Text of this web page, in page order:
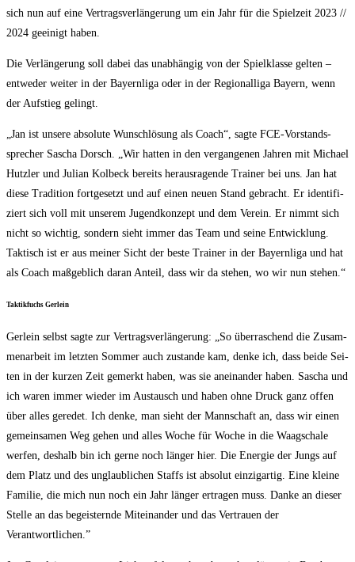
sich nun auf eine Ver­trags­ver­län­ge­rung um ein Jahr für die Spiel­zeit 2023 /​/​
2024 geei­nigt haben.
Die Ver­län­ge­rung soll dabei das unab­hän­gig von der Spiel­klas­se gel­ten –
ent­we­der wei­ter in der Bay­ern­li­ga oder in der Regio­nal­li­ga Bay­ern, wenn
der Auf­stieg gelingt.
„Jan ist unse­re abso­lu­te Wunsch­lö­sung als Coach“, sag­te FCE-Vor­stands­
spre­cher Sascha Dorsch. „Wir hat­ten in den ver­gan­ge­nen Jah­ren mit Micha­el
Hutz­ler und Juli­an Kol­beck bereits her­aus­ra­gen­de Trai­ner bei uns. Jan hat
die­se Tra­di­ti­on fort­ge­setzt und auf einen neu­en Stand gebracht. Er iden­ti­fi­
ziert sich voll mit unse­rem Jugend­kon­zept und dem Ver­ein. Er nimmt sich
nicht so wich­tig, son­dern sieht immer das Team und sei­ne Ent­wick­lung.
Tak­tisch ist er aus mei­ner Sicht der bes­te Trai­ner in der Bay­ern­li­ga und hat
als Coach maß­geb­lich dar­an Anteil, dass wir da ste­hen, wo wir nun stehen.“
Tak­tik­fuchs Gerlein
Ger­lein selbst sag­te zur Ver­trags­ver­län­ge­rung: „So über­ra­schend die Zusam­
men­ar­beit im letz­ten Som­mer auch zustan­de kam, den­ke ich, dass bei­de Sei­
ten in der kur­zen Zeit gemerkt haben, was sie anein­an­der haben. Sascha und
ich waren immer wie­der im Aus­tausch und haben ohne Druck ganz offen
über alles gere­det. Ich den­ke, man sieht der Mann­schaft an, dass wir einen
gemein­sa­men Weg gehen und alles Woche für Woche in die Waag­scha­le
wer­fen, des­halb bin ich ger­ne noch län­ger hier. Die Ener­gie der Jungs auf
dem Platz und des unglaub­li­chen Staffs ist abso­lut ein­zig­ar­tig. Eine klei­ne
Fami­lie, die mich nun noch ein Jahr län­ger ertra­gen muss. Dan­ke an die­ser
Stel­le an das begeis­tern­de Mit­ein­an­der und das Ver­trau­en der
Verantwortlichen.”